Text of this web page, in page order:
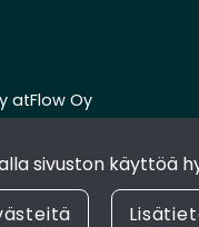
sivuston käyttöä
atFlow Oy